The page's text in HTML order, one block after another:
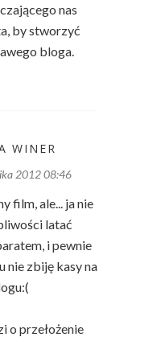
nas
by stworzyć
bloga.
WINER
2012 08:46
film, ale... ja nie
latać
i pewnie
nie zbiję kasy na
o przełożenie